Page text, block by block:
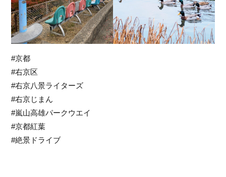
#京都
#右京区
#右京八景ライターズ
#右京じまん
#嵐山高雄パークウエイ
#京都紅葉
#絶景ドライブ